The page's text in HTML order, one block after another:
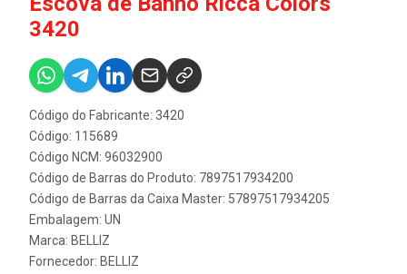
3420
Código do Fabricante: 3420
Código: 115689
Código NCM: 96032900
Código de Barras do Produto: 7897517934200
Código de Barras da Caixa Master: 57897517934205
Embalagem: UN
Marca: BELLIZ
Fornecedor: BELLIZ